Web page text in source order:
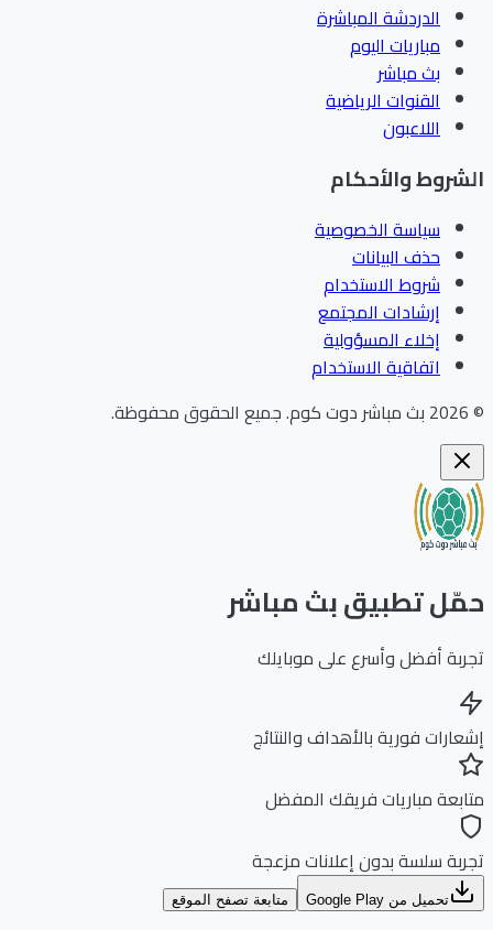
الدردشة المباشرة
مباريات اليوم
بث مباشر
القنوات الرياضية
اللاعبون
والأحكام
سياسة الخصوصية
حذف البيانات
شروط الاستخدام
إرشادات المجتمع
إخلاء المسؤولية
اتفاقية الاستخدام
بث مباشر دوت كوم.جميع الحقوق محفوظة.
تطبيق بث مباشر
أفضل وأسرع على موبايلك
فورية بالأهداف والنتائج
مباريات فريقك المفضل
سلسة بدون إعلانات مزعجة
تحميل من Google Play متابعة تصفح الموقع